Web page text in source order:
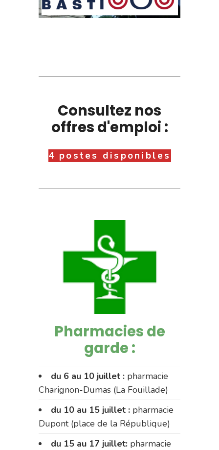
Consultez nos
offres d'emploi :
4 postes disponibles
Pharmacies de
garde :
du 6 au 10 juillet : pharmacie
Charignon-Dumas (La Fouillade)
du 10 au 15 juillet : pharmacie
Dupont (place de la République)
du 15 au 17 juillet: pharmacie